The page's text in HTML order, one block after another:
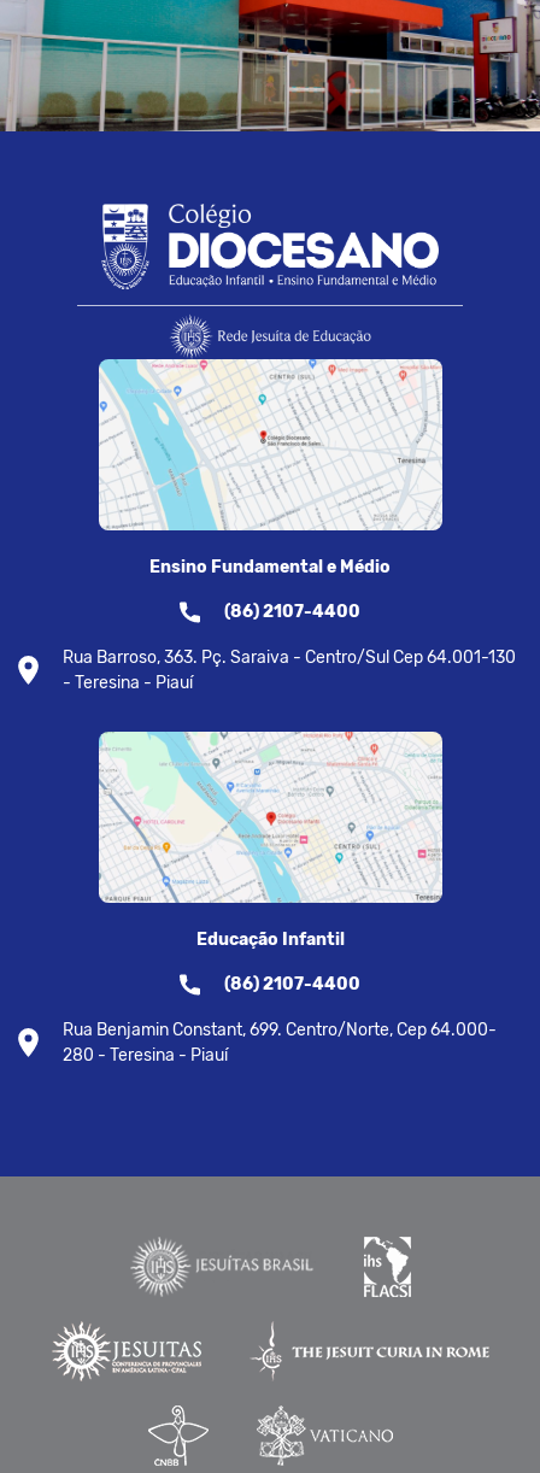
Ensino Fundamental e Médio
(86) 2107-4400
Rua Barroso, 363. Pç. Saraiva - Centro/Sul Cep 64.001-130
- Teresina - Piauí
Educação Infantil
(86) 2107-4400
Rua Benjamin Constant, 699. Centro/Norte, Cep 64.000-
280 - Teresina - Piauí